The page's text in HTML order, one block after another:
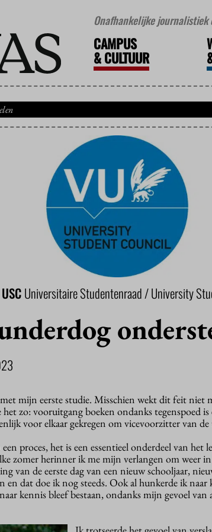
Onafhankelijke journalistiek
CAMPUS
&CULTUUR
Universitaire Studentenraad / University
mijn eerste studie. Misschien wekt dit feit niet
zo: vooruitgang boeken ondanks tegenspoed
voor elkaar gekregen om vicevoorzitter van
proces, het is een essentieel onderdeel van het
zomer herinner ik me mijn verlangen om weer
van de eerste dag van een nieuw schooljaar,
en dat doe ik nog steeds. Ook al hunkerde ik naar
kennis bleef bestaan, ondanks mijn gevoel van